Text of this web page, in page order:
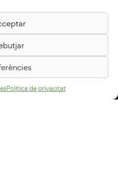
Política de privacitat
1